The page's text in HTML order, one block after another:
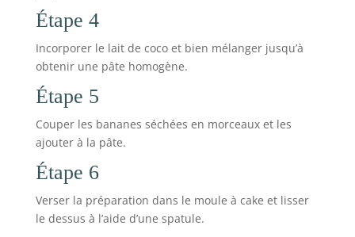
Étape 4
Incorporer le lait de coco et bien mélanger jusqu’à
obtenir une pâte homogène.
Étape 5
Couper les bananes séchées en morceaux et les
ajouter à la pâte.
Étape 6
Verser la préparation dans le moule à cake et lisser
le dessus à l’aide d’une spatule.